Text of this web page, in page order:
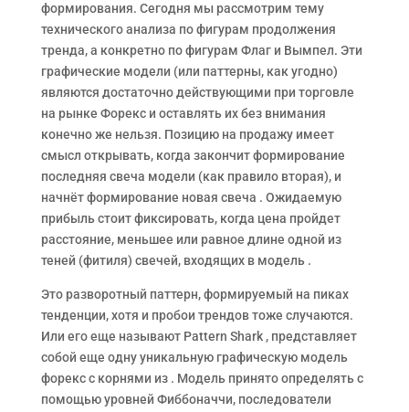
формирования. Сегодня мы рассмотрим тему
технического анализа по фигурам продолжения
тренда, а конкретно по фигурам Флаг и Вымпел. Эти
графические модели (или паттерны, как угодно)
являются достаточно действующими при торговле
на рынке Форекс и оставлять их без внимания
конечно же нельзя. Позицию на продажу имеет
смысл открывать, когда закончит формирование
последняя свеча модели (как правило вторая), и
начнёт формирование новая свеча . Ожидаемую
прибыль стоит фиксировать, когда цена пройдет
расстояние, меньшее или равное длине одной из
теней (фитиля) свечей, входящих в модель .
Это разворотный паттерн, формируемый на пиках
тенденции, хотя и пробои трендов тоже случаются.
Или его еще называют Pattern Shark , представляет
собой еще одну уникальную графическую модель
форекс с корнями из . Модель принято определять с
помощью уровней Фиббоначчи, последователи